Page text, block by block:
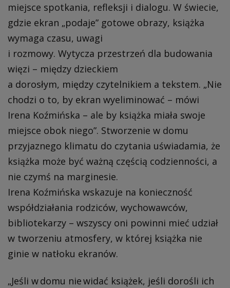
miejsce spotkania, refleksji i dialogu. W świecie,
gdzie ekran „podaje” gotowe obrazy, książka
wymaga czasu, uwagi
i rozmowy. Wytycza przestrzeń dla budowania
więzi – między dzieckiem
a dorosłym, między czytelnikiem a tekstem. „Nie
chodzi o to, by ekran wyeliminować – mówi
Irena Koźmińska – ale by książka miała swoje
miejsce obok niego”. Stworzenie w domu
przyjaznego klimatu do czytania uświadamia, że
książka może być ważną częścią codzienności, a
nie czymś na marginesie.
Irena Koźmińska wskazuje na konieczność
współdziałania rodziców, wychowawców,
bibliotekarzy – wszyscy oni powinni mieć udział
w tworzeniu atmosfery, w której książka nie
ginie w natłoku ekranów.
„Jeśli w domu nie widać książek, jeśli dorośli ich